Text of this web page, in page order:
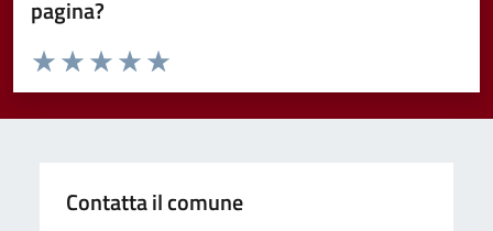
pagina?
Valuta da 1 a 5 stelle la pagina
Valuta 5 stelle su 5
Valuta 4 stelle su 5
Valuta 3 stelle su 5
Valuta 2 stelle su 5
Valuta 1 stelle su 5
Contatta il comune